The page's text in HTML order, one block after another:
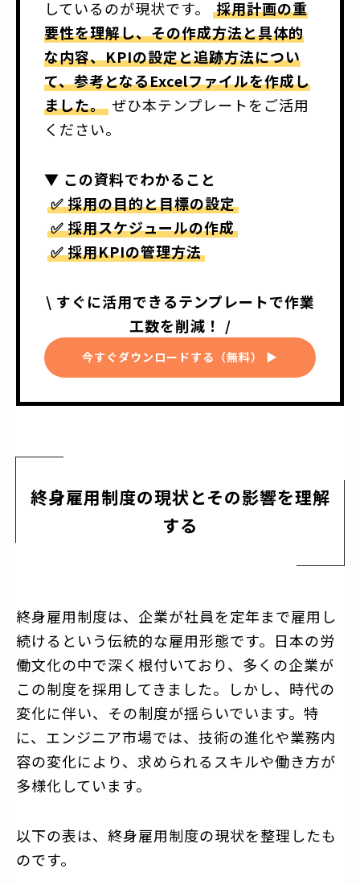
しているのが現状です。
採用計画の重
要性を理解し、その作成方法と具体的
な内容、KPIの設定と追跡方法につい
て、参考となるExcelファイルを作成し
ました。 ぜひ本テンプレートをご活用
ください。
▼ この資料でわかること
✅ 採用の目的と目標の設定
✅ 採用スケジュールの作成
✅ 採用KPIの管理方法
\ すぐに活用できるテンプレートで作業
工数を削減！ /
今すぐダウンロードする（無料） ▶
終身雇用制度の現状とその影響を理解
する
終身雇用制度は、企業が社員を定年まで雇用し
続けるという伝統的な雇用形態です。日本の労
働文化の中で深く根付いており、多くの企業が
この制度を採用してきました。しかし、時代の
変化に伴い、その制度が揺らいでいます。特
に、エンジニア市場では、技術の進化や業務内
容の変化により、求められるスキルや働き方が
多様化しています。
以下の表は、終身雇用制度の現状を整理したも
のです。